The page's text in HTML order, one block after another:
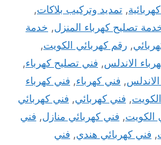
, تمديد وتركيب بلاكات,
تصليح كهرباء المنزل, خدمة
, رقم كهربائي الكويت,
الاندلس, فني تصليح كهرباء,
, فني كهرباء, فني كهرباء
, فني كهربائي, فني كهربائي
الكويت, فني كهربائي منازل, فني
, فني كهربائي هندي, فني